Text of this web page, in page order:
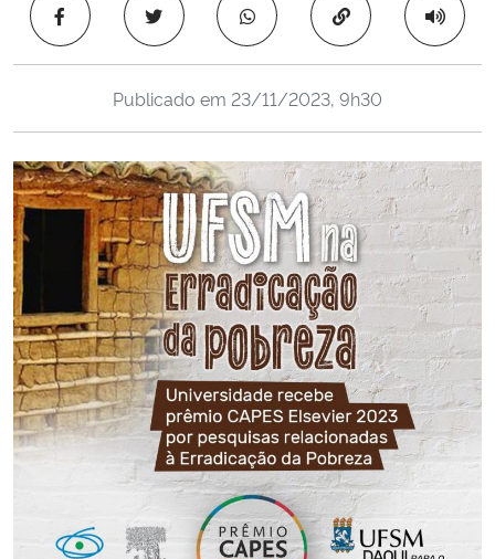
Ministério de Minas e Energia
Ministério do Meio Ambiente
Ministério do Turismo
Ministério do Desenvolvimento Regional
Controladoria-Geral da União
Ministério da Mulher, da Família e dos Direitos Humanos
Secretaria-Geral
Secretaria de Governo
Gabinete de Segurança Institucional
Copiar para área
Publicado em 23/11/2023, 9h30